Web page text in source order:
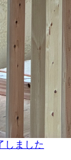
ました